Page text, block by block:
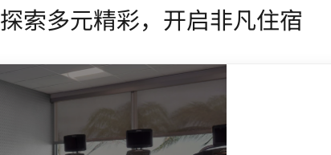
探索多元精彩，开启非凡住宿